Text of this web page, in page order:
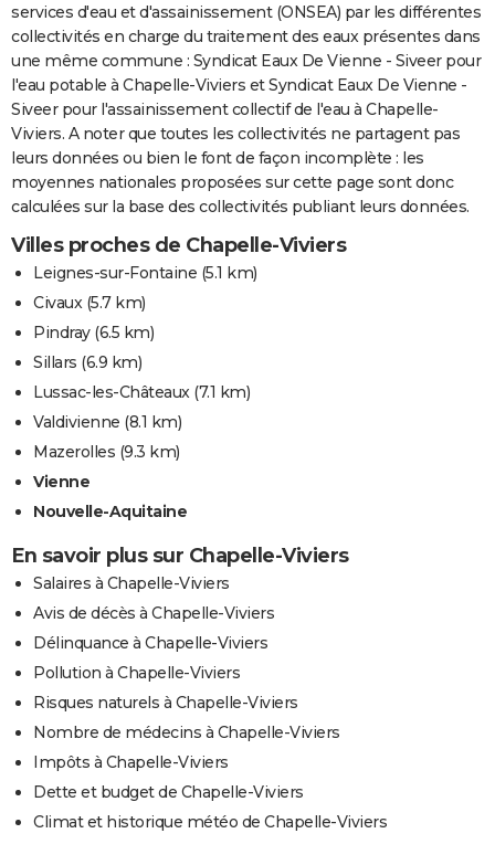
services d'eau et d'assainissement (ONSEA) par les différentes
collectivités en charge du traitement des eaux présentes dans
une même commune : Syndicat Eaux De Vienne - Siveer pour
l'eau potable à Chapelle-Viviers et Syndicat Eaux De Vienne -
Siveer pour l'assainissement collectif de l'eau à Chapelle-
Viviers. A noter que toutes les collectivités ne partagent pas
leurs données ou bien le font de façon incomplète : les
moyennes nationales proposées sur cette page sont donc
calculées sur la base des collectivités publiant leurs données.
Villes proches de Chapelle-Viviers
Leignes-sur-Fontaine (5.1 km)
Civaux(5.7 km)
Pindray(6.5 km)
Sillars (6.9 km)
Lussac-les-Châteaux(7.1 km)
Valdivienne (8.1 km)
Mazerolles (9.3 km)
Vienne
Nouvelle-Aquitaine
En savoir plus sur Chapelle-Viviers
Salaires à Chapelle-Viviers
Avis de décès à Chapelle-Viviers
Délinquance à Chapelle-Viviers
Pollution à Chapelle-Viviers
Risques naturels à Chapelle-Viviers
Nombre de médecins à Chapelle-Viviers
Impôts à Chapelle-Viviers
Dette et budget de Chapelle-Viviers
Climat et historique météo de Chapelle-Viviers